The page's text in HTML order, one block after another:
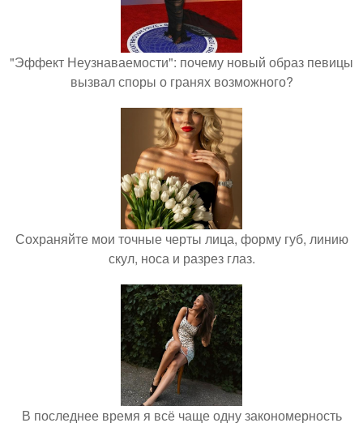
"Эффект Неузнаваемости": почему новый образ певицы
вызвал споры о гранях возможного?
Сохраняйте мои точные черты лица, форму губ, линию
скул, носа и разрез глаз.
В последнее время я всё чаще одну закономерность